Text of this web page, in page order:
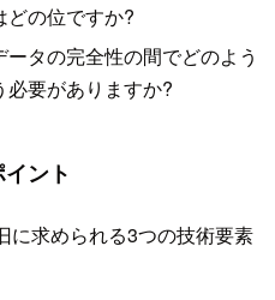
どの位ですか?
タの完全性の間でどのよう
要がありますか?
ント
に求められる3つの技術要素